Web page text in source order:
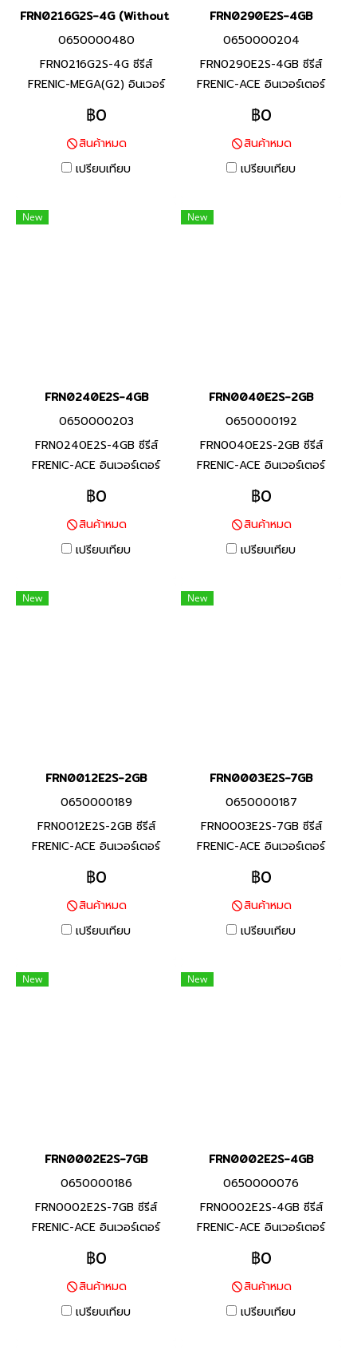
FRN0216G2S-4G (Without Keypad)
0650000480
FRN0216G2S-4G ซีรีส์
FRENIC-MEGA(G2) อินเวอร์
เตอร์แบรนด์ฟูจิ อิเลคทริค สินค้า
แบรนด์ญี่ปุ่น พิกัดกำลัง 90
กิโลวัตต์(HHD), 110 กิโล
วัตต์(HND) อินเวอร์เตอร์หลาก
เทคโนโลยีที่ดีที่สุด ด้วยความ
฿0
สินค้าหมด
เปรียบเทียบ
FRN0290E2S-4GB
0650000204
FRN0290E2S-4GB ซีรีส์
FRENIC-ACE อินเวอร์เตอร์
แบรนด์ฟูจิ อิเลคทริค สินค้า
แบรนด์ญี่ปุ่น พิกัดกำลัง 110
กิโลวัตต์(HHD), 132 กิโล
วัตต์(HD,HND), 160 กิโล
ประสิทธิภาพสูงผ่านการออกแบบ
฿0
สินค้าหมด
เปรียบเทียบ
New
FRN0240E2S-4GB
0650000203
FRN0240E2S-4GB ซีรีส์
FRENIC-ACE อินเวอร์เตอร์
แบรนด์ฟูจิ อิเลคทริค สินค้า
แบรนด์ญี่ปุ่น พิกัดกำลัง 90
กิโลวัตต์(HHD), 110 กิโล
วัตต์(HD,HND), 132 กิโล
ประสิทธิภาพสูงผ่านการออกแบบ
฿0
สินค้าหมด
เปรียบเทียบ
New
FRN0040E2S-2GB
0650000192
FRN0040E2S-2GB ซีรีส์
FRENIC-ACE อินเวอร์เตอร์
แบรนด์ฟูจิ อิเลคทริค สินค้า
แบรนด์ญี่ปุ่น พิกัดกำลัง 7.5
กิโลวัตต์(HHD), 11 กิโล
วัตต์(HND) อินเวอร์เตอร์ที่มี
ที่เหมาะสมสำหรับการใช้งานที่
฿0
สินค้าหมด
เปรียบเทียบ
New
FRN0012E2S-2GB
0650000189
FRN0012E2S-2GB ซีรีส์
FRENIC-ACE อินเวอร์เตอร์
แบรนด์ฟูจิ อิเลคทริค สินค้า
แบรนด์ญี่ปุ่น พิกัดกำลัง 2.2
กิโลวัตต์(HHD), 3 กิโล
วัตต์(HND) อินเวอร์เตอร์ที่มี
ที่เหมาะสมสำหรับการใช้งานที่
฿0
สินค้าหมด
เปรียบเทียบ
New
FRN0003E2S-7GB
0650000187
FRN0003E2S-7GB ซีรีส์
FRENIC-ACE อินเวอร์เตอร์
แบรนด์ฟูจิ อิเลคทริค สินค้า
แบรนด์ญี่ปุ่น พิกัดกำลัง 0.4
กิโลวัตต์ อินเวอร์เตอร์ที่มี
คุณสมบัติครบถ้วน และรักษา
หลากหลายสำหรับเครื่องจักร
฿0
สินค้าหมด
เปรียบเทียบ
New
FRN0002E2S-7GB
0650000186
FRN0002E2S-7GB ซีรีส์
FRENIC-ACE อินเวอร์เตอร์
แบรนด์ฟูจิ อิเลคทริค สินค้า
แบรนด์ญี่ปุ่น พิกัดกำลัง 0.2
กิโลวัตต์ อินเวอร์เตอร์ที่มี
คุณสมบัติครบถ้วน และรักษา
฿0
สินค้าหมด
เปรียบเทียบ
New
FRN0002E2S-4GB
0650000076
FRN0002E2S-4GB ซีรีส์
FRENIC-ACE อินเวอร์เตอร์
แบรนด์ฟูจิ อิเลคทริค สินค้า
แบรนด์ญี่ปุ่น พิกัดกำลัง 0.4
กิโลวัตต์(HHD), 0.75 กิโล
วัตต์(ND,HD,HND) อินเวอร์
฿0
สินค้าหมด
เปรียบเทียบ